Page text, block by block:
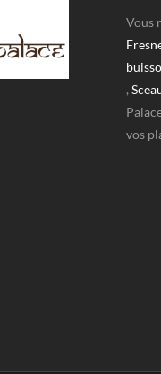
Vous
,
vos